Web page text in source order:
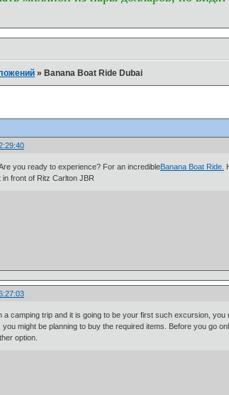
» Banana Boat Ride Dubai
you ready to experience? For an incredibleBanana Boat Ride.
front of Ritz Carlton JBR
a camping trip and it is going to be your first such excursion,
you might be planning to buy the required items. Before you go
option.